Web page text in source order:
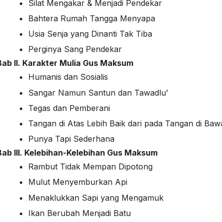
Silat Mengakar & Menjadi Pendekar
Bahtera Rumah Tangga Menyapa
Usia Senja yang Dinanti Tak Tiba
Perginya Sang Pendekar
II. Karakter Mulia Gus Maksum
Humanis dan Sosialis
Sangar Namun Santun dan Tawadlu’
Tegas dan Pemberani
Tangan di Atas Lebih Baik dari pada Tangan di
Punya Tapi Sederhana
III. Kelebihan-Kelebihan Gus Maksum
Rambut Tidak Mempan Dipotong
Mulut Menyemburkan Api
Menaklukkan Sapi yang Mengamuk
Ikan Berubah Menjadi Batu